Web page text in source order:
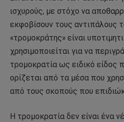
ισχυρούς, με στόχο να
εκφοβίσουν τους αντιπάλους
«τρομοκράτης» είναι
χρησιμοποιείται για να
τρομοκρατία ως ειδικό είδος
ορίζεται από τα μέσα που
από τους σκοπούς που
Η τρομοκρατία δεν είναι ένα